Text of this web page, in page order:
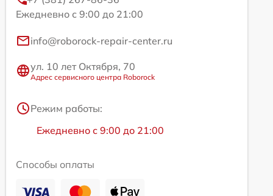
Ежедневно с 9:00 до 21:00
info@roborock-repair-center.ru
ул. 10 лет Октября, 70
Адрес сервисного центра Roborock
Режим работы:
Ежедневно с 9:00 до 21:00
Способы оплаты